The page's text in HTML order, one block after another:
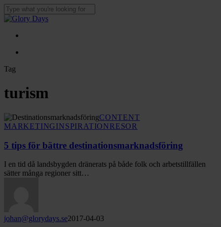
Skip
to
content
Close
Menu
Tag
turism
5
tips
bättre
destinationsmarknadsföring
CONTENT
MARKETINGINSPIRATIONRESOR
5 tips för bättre destinationsmarknadsföring
I en tid då landsbygden dränerats på både folk och arbetstillfällen
sätter många regioner sitt…
johan@glorydays.se2017-04-03